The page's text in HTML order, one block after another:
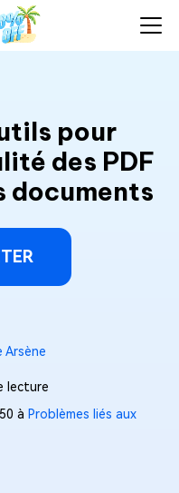
pour
des PDF
documents
Arsène
lecture
à Problèmes liés aux